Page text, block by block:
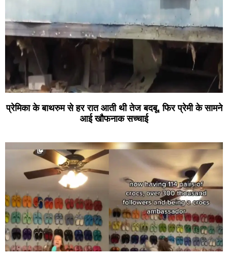
प्रेमिका के बाथरुम से हर रात आती थी तेज बदबू, फिर प्रेमी के सामने
आई खौफनाक सच्चाई